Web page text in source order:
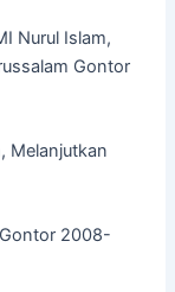
Nurul Islam,
Gontor
Melanjutkan
2008-